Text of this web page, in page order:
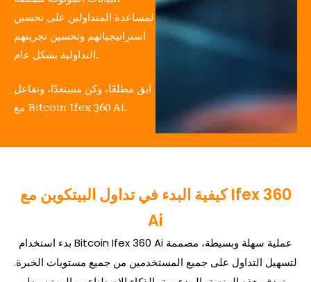
لمساعدة المتداولين على تحسين
استراتيجياتهم وتحسين تجربتهم
التداولية بشكل عام.
ابق مطلعًا، وكن مستعدًا، وتفاعل
مع Bitcoin Ifex 360 Ai.
كيفية البدء في تداول البيتكوين مع Ifex 360
Ai
بدء استخدام Bitcoin Ifex 360 Ai عملية سهلة وبسيطة، مصممة
لتسهيل التداول على جميع المستخدمين من جميع مستويات الخبرة.